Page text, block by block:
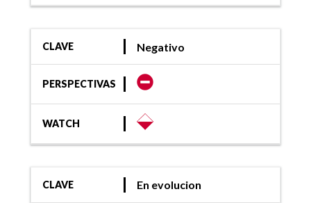
CLAVE Negativo
PERSPECTIVAS
WATCH
CLAVE En evolucion